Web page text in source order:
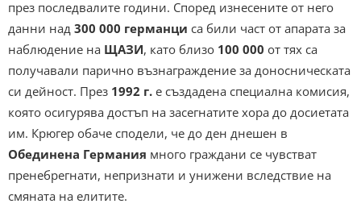
през последвалите години. Според изнесените от него
данни над 300 000 германци са били част от апарата за
наблюдение на ЩАЗИ, като близо 100 000 от тях са
получавали парично възнаграждение за доносническата
си дейност. През 1992 г. е създадена специална комисия,
която осигурява достъп на засегнатите хора до досиетата
им. Крюгер обаче сподели, че до ден днешен в
Обединена Германия много граждани се чувстват
пренебрегнати, непризнати и унижени вследствие на
смяната на елитите.